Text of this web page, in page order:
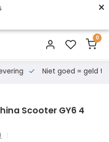
×
0
Niet goed = geld
Scooter GY6 4